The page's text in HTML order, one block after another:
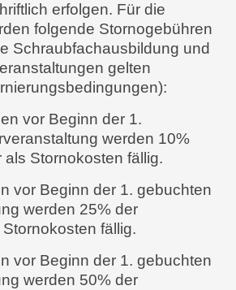
erfolgen. Für die
folgende Stornogebühren
Schraubfachausbildung und
gelten
vor Beginn der 1.
werden 10%
Stornokosten fällig.
vor Beginn der 1. gebuchten
werden 25% der
fällig.
vor Beginn der 1. gebuchten
werden 50% der